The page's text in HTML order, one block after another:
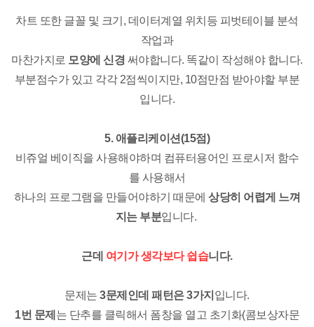
차트 또한 글꼴 및 크기, 데이터계열 위치등 피벗테이블 분석
작업과
마찬가지로 모양에 신경 써야합니다. 똑같이 작성해야 합니다.
부분점수가 있고 각각 2점씩이지만, 10점만점 받아야할 부분
입니다.
5. 애플리케이션(15점)
비쥬얼 베이직을 사용해야하며 컴퓨터용어인 프로시저 함수
를 사용해서
하나의 프로그램을 만들어야하기 때문에상당히 어렵게 느껴
지는 부분입니다.
근데 여기가 생각보다쉽습니다.
문제는3문제인데 패턴은 3가지 입니다.
1번 문제 는 단추를 클릭해서 폼창을 열고 초기화(콤보상자문